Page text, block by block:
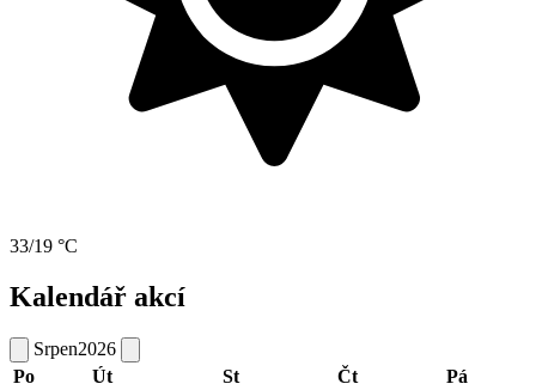
33/19 °C
Kalendář akcí
Srpen2026
Po
Út St Čt Pá